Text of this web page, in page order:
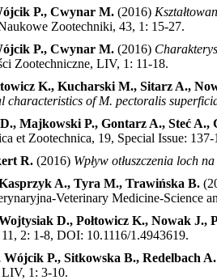
P., Cwynar M. (2016)
Zootechniki, 43, 1: 15-27.
P., Cwynar M. (2016)
Zootechniczne, LIV, 1: 11-18.
K., Kucharski M., Sitarz A.,
characteristics of M. pectoralis
Majkowski P., Gontarz A., Steć A.,
et Zootechnica, 19, Special Issue: 137-
R. (2016) Wpływ otłuszczenia loch
A., Tyra M., Trawińska B.
Veterinary Medicine-Science
D., Połtowicz K., Nowak J.,
2: 1-8, DOI: 10.1116/1.4943619.
P., Sitkowska B., Redelbach A.
LIV, 1: 3-10.